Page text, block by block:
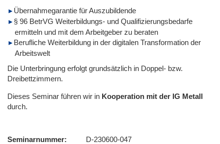
Übernahmegarantie für Auszubildende
§ 96 BetrVG Weiterbildungs- und Qualifizierungsbedarfe
ermitteln und mit dem Arbeitgeber zu beraten
Berufliche Weiterbildung in der digitalen Transformation der
Arbeitswelt
Die Unterbringung erfolgt grundsätzlich in Doppel- bzw.
Dreibettzimmern.
Dieses Seminar führen wir in Kooperation mit der IG Metall
durch.
Seminarnummer
D-230600-047